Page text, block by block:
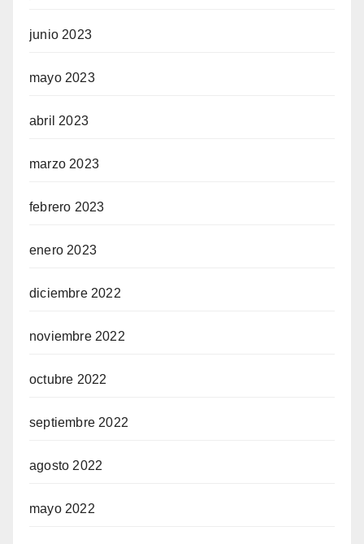
junio 2023
mayo 2023
abril 2023
marzo 2023
febrero 2023
enero 2023
diciembre 2022
noviembre 2022
octubre 2022
septiembre 2022
agosto 2022
mayo 2022